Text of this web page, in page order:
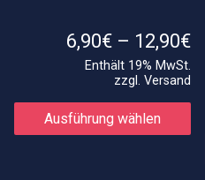
6,90€ – 12,90€
bis
Enthält 19% MwSt.
zzgl. Versand
Ausführung wählen